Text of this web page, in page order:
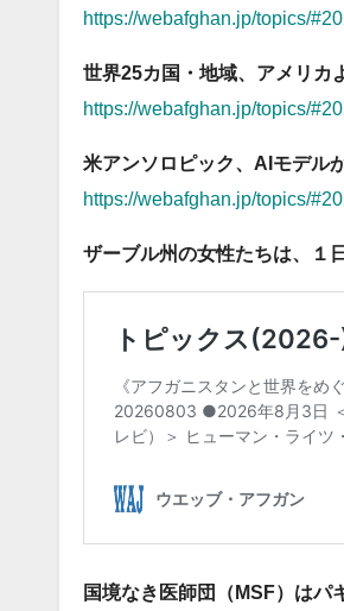
https://webafghan.jp/topics/
世界25カ国・地域、アメリ
https://webafghan.jp/topics/
米アンソロピック、AIモデル
https://webafghan.jp/topics/
ザーブル州の女性たちは、１
国境なき医師団（MSF）はパ